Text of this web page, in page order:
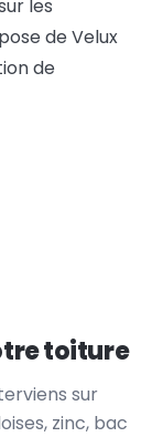
les
de Velux
de
toiture
sur
zinc, bac